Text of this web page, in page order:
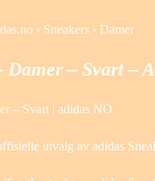
› Sneakers › Damer
Damer – Svart –
– Svart | adidas NO
utvalg av adidas